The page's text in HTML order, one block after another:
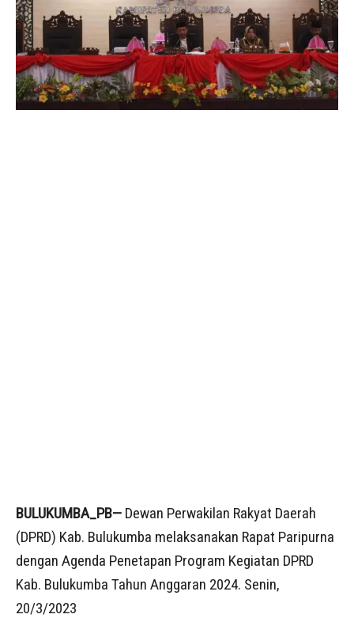
BULUKUMBA_PB— Dewan Perwakilan Rakyat Daerah
(DPRD) Kab. Bulukumba melaksanakan Rapat Paripurna
dengan Agenda Penetapan Program Kegiatan DPRD
Kab. Bulukumba Tahun Anggaran 2024. Senin,
20/3/2023